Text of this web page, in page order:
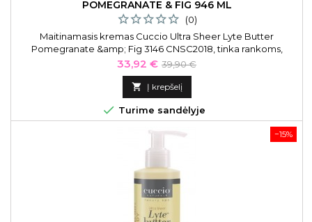
POMEGRANATE & FIG 946 ML
(0)
Maitinamasis kremas Cuccio Ultra Sheer Lyte Butter
Pomegranate &amp; Fig 3146 CNSC2018, tinka rankoms,
pėdoms ir kūnui, 946 ml
Kaina
33,92 € Bazinė
kaina
39,90 €
 Į krepšelį
 Turime sandėlyje
−15%